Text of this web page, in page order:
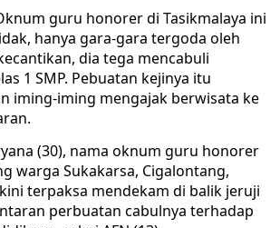
Oknum guru honorer di Tasikmalaya ini
hanya gara-gara tergoda oleh
dia tega mencabuli
1 SMP. Pebuatan kejinya itu
iming-iming mengajak berwisata ke
(30), nama oknum guru honorer
warga Sukakarsa, Cigalontang,
terpaksa mendekam di balik jeruji
perbuatan cabulnya terhadap